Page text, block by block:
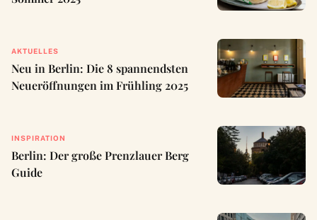
AKTUELLES
Neu in Berlin: Die 8 spannendsten
Neueröffnungen im Frühling 2025
INSPIRATION
Berlin: Der große Prenzlauer Berg
Guide